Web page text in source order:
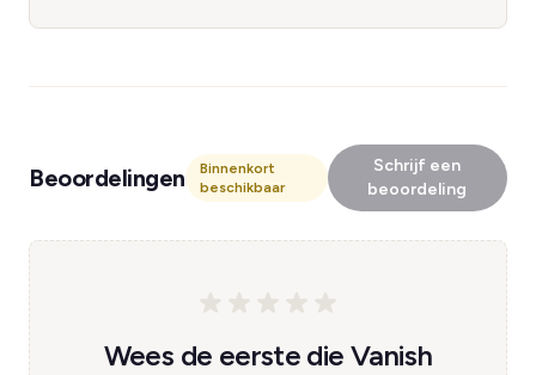
Beoordelingen
Binnenkort
beschikbaar
Schrijf een
beoordeling
Wees de eerste die Vanish